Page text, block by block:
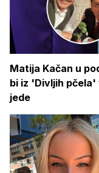
Matija Kačan u
bi iz 'Divljih
jede